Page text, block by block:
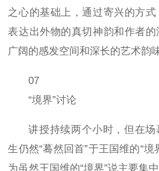
之心的基础上，通过寄兴的方式
表达出外物的真切神韵和作者
广阔的感发空间和深长的艺术韵味
07
“境界”讨论
讲授持续两个小时，但在
生仍然“蓦然回首”于王国维的“
为虽然王国维的“境界”说主要集